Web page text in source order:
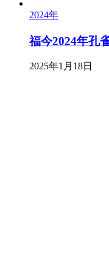
2024年
福今2024年孔
2025年1月18日